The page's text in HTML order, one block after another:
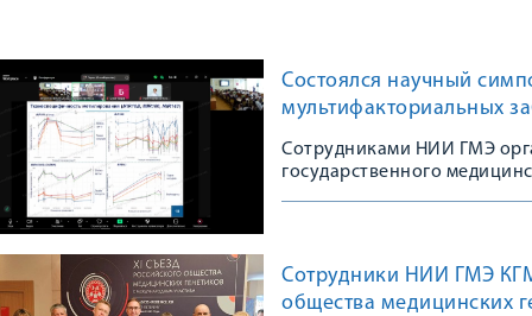
Состоялся научный
мультифакториальных
Сотрудниками НИИ ГМЭ
государственного
Сотрудники НИИ ГМЭ
общества медицинских